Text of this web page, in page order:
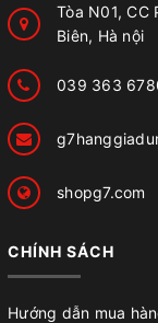
Tòa N01, CC
Biên, Hà nội
039 363
shopg7.com
CHÍNH SÁCH
Hướng dẫn mua